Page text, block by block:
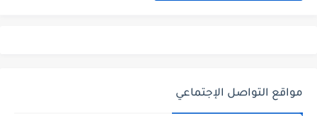
مواقع التواصل الإجتماعي